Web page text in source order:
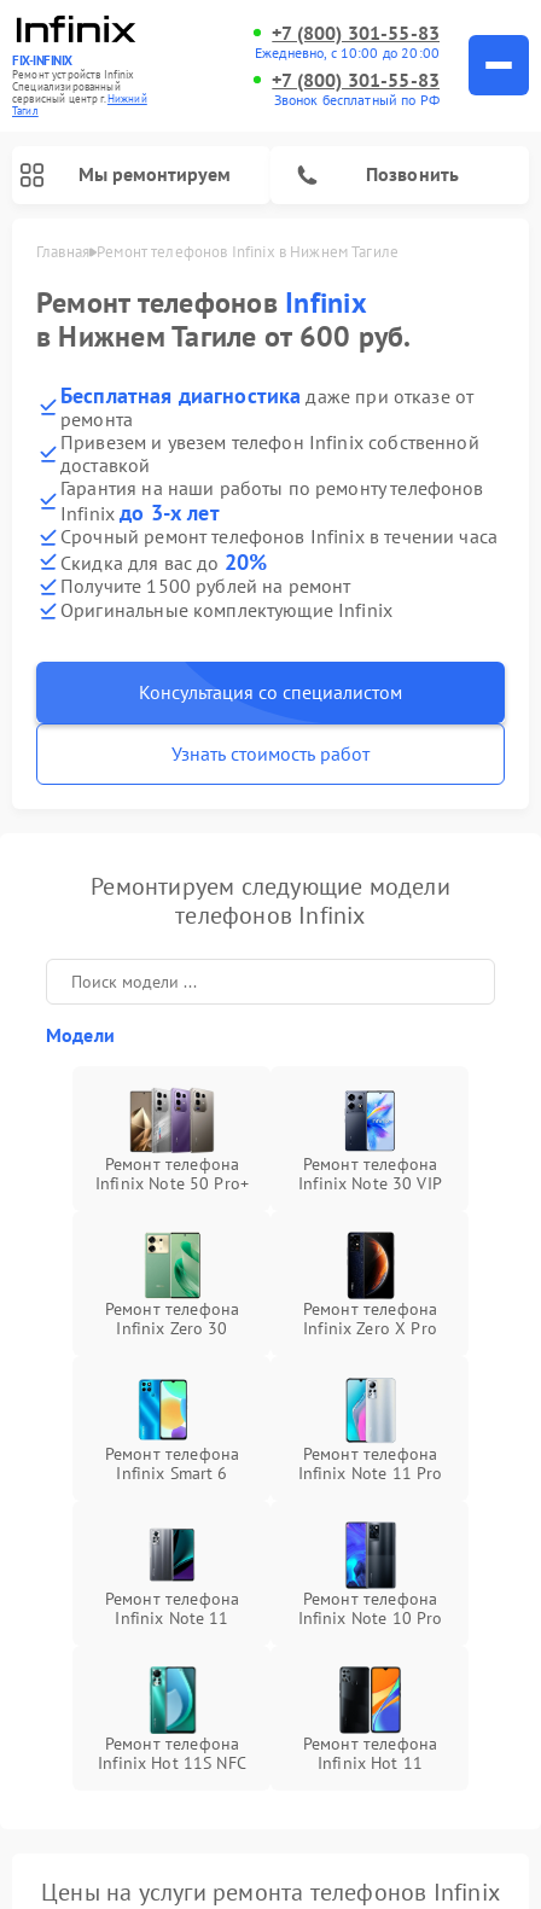
FIX-INFINIX
Ремонт устройств Infinix
Специализированный
cервисный центр г.Нижний
Тагил
+7 (800) 301-55-83
Ежедневно, с 10:00 до 20:00
+7 (800) 301-55-83
Звонок бесплатный по РФ
Мы ремонтируем Позвонить
Главная Ремонт телефонов Infinix в Нижнем Тагиле
Ремонт телефонов Infinix
в Нижнем Тагиле от 600 руб.
Бесплатная диагностика даже при отказе от
ремонта
Привезем и увезем телефон Infinix собственной
доставкой
Гарантия на наши работы по ремонту телефонов
Infinixдо 3-х лет
Срочный ремонт телефонов Infinix в течении часа
Скидка для вас до 20%
Получите 1500 рублей на ремонт
Оригинальные комплектующие Infinix
Консультация со специалистом
Узнать стоимость работ
Ремонтируем следующие модели
телефонов Infinix
Модели
Ремонт телефона
Infinix Note 50 Pro+
Ремонт телефона
Infinix Note 30 VIP
Ремонт телефона
Infinix Zero 30
Ремонт телефона
Infinix Zero X Pro
Ремонт телефона
Infinix Smart 6
Ремонт телефона
Infinix Note 11 Pro
Ремонт телефона
Infinix Note 11
Ремонт телефона
Infinix Note 10 Pro
Ремонт телефона
Infinix Hot 11S NFC
Ремонт телефона
Infinix Hot 11
Цены на услуги ремонта телефонов Infinix